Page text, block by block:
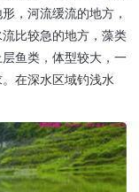
，河流缓流的地方，
比较急的地方，藻类
鱼类，体型较大，一
在深水区域钓浅水